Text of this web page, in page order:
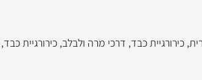
, כירורגיית כבד, דרכי מרה ולבלב, כירורגיית כבד,